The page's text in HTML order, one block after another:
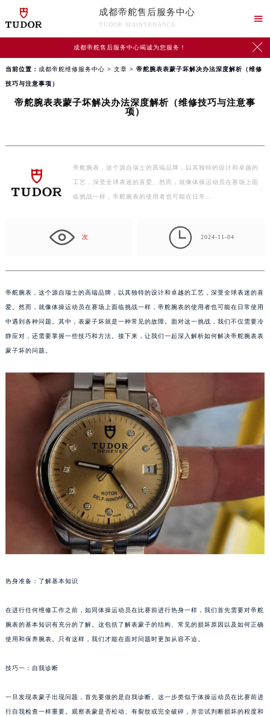
成都帝舵售后服务中心
TUDOR MAINTENANCE

成都帝舵售后服务中心竭诚为您服务！ 
当前位置： 成都帝舵维修服务中心 > 文章 > 帝舵腕表表蒙子坏解决办法深度解析（维修
技巧与注意事项）
帝舵腕表表蒙子坏解决办法深度解析（维修技巧与注意事
项）
帝舵腕表，这个源自瑞士的高端品牌，以其独特的设计和卓越的
工艺，深受全球表迷的喜爱。然而，就像体操运动员在赛场上面
临挑战一样，帝舵腕表的使用者也可能在日常…
次  2024-11-04
帝舵腕表，这个源自瑞士的高端品牌，以其独特的设计和卓越的工艺，深受全球表迷的喜
爱。然而，就像体操运动员在赛场上面临挑战一样，帝舵腕表的使用者也可能在日常使用
中遇到各种问题。其中，表蒙子坏就是一种常见的故障。面对这一挑战，我们不仅需要冷
静应对，还需要掌握一些技巧和方法。接下来，让我们一起深入解析如何解决帝舵腕表表
蒙子坏的问题。
热身准备：了解基本知识
在进行任何维修工作之前，如同体操运动员在比赛前进行热身一样，我们首先需要对帝舵
腕表的基本知识有充分的了解。这包括了解表蒙子的结构、常见的损坏原因以及如何正确
使用和保养腕表。只有这样，我们才能在面对问题时更加从容不迫。
技巧一：自我诊断
一旦发现表蒙子出现问题，首先要做的是自我诊断。这一步类似于体操运动员在比赛前进
行自我检查一样重要。观察表蒙是否松动、有裂纹或完全破碎，并尝试判断损坏的程度和